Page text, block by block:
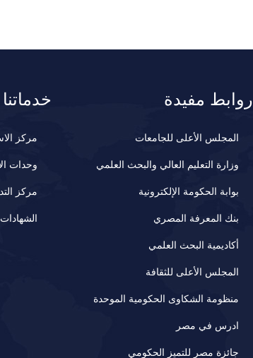
روابط مفيدة
المجلس الأعلى للجامعات
وزارة التعليم العالي والبحث العلمي
بوابة الحكومة الإلكترونية
بنك المعرفة المصري
أكاديمية البحث العلمي
المجلس الأعلى للثقافة
منظومة الشكاوى الحكومية الموحدة
ادرس في مصر
جائزة مصر للتميز الحكومي
خدماتنا
مركز
وحدات
مركز